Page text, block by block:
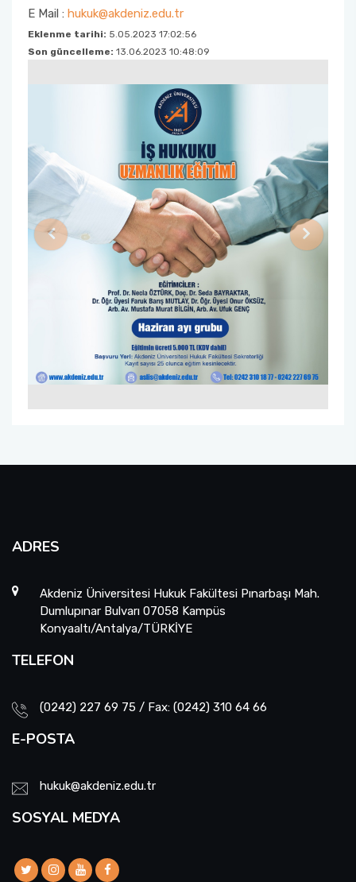
E Mail : hukuk@akdeniz.edu.tr
Eklenme tarihi: 5.05.2023 17:02:56
Son güncelleme: 13.06.2023 10:48:09
Previous Next
ADRES
Akdeniz Üniversitesi Hukuk Fakültesi Pınarbaşı Mah.
Dumlupınar Bulvarı 07058 Kampüs
Konyaaltı/Antalya/TÜRKİYE
TELEFON
(0242) 227 69 75 / Fax: (0242) 310 64 66
E-POSTA
hukuk@akdeniz.edu.tr
SOSYAL MEDYA